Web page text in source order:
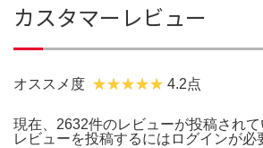
カスタマーレビュー
オススメ度 4.2点
現在、2632件のレビューが投稿されて
レビューを投稿するには ログインが必